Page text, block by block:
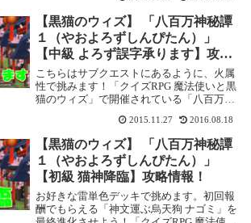
開催されている「八百万神秘譚１（やおよ
ろずしんぴたん）」の攻略記事です。ここ
では【上級...
【黒猫のウィズ】 「八百万神秘譚
１（やおよろずしんぴたん）」
【中級 よろず誤字承ります】攻略
情報！
こちらはサブクエストにあるように、火属
性で挑みます！「クイズRPG 魔法使いと黒
猫のウィズ」で開催されている「八百万神
記事です。ここでは【中級 よろず誤字承り
ます】を攻略します。八百万神秘譚１（や
およろ...
2015.11.27 2016.08.18
【黒猫のウィズ】 「八百万神秘譚
１（やおよろずしんぴたん）」
【初級 猫神降臨】攻略情報！
お好きな雷単色デッキで挑めます。初回報
酬でもらえる「神文運ぶ烏天狗 ナゴミ」を